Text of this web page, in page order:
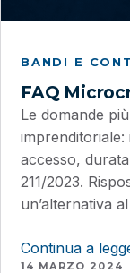
BANDI E
FAQ
Le domande
imprenditoriale:
accesso,
211/2023.
un’alternativa
Continua a
14 MARZO 2024